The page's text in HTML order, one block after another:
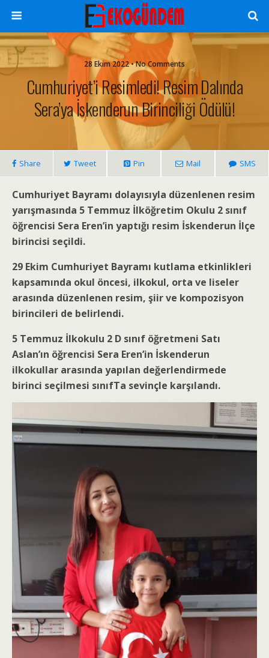
28 Ekim 2022 • No Comments
Cumhuriyet’i Resimledi! Resim Dalında
Sera’ya İskenderun Birinciliği Ödülü!
Share Tweet Pin Mail SMS
Cumhuriyet Bayramı dolayısıyla düzenlenen resim
yarışmasında 5 Temmuz İlköğretim Okulu 2 sınıf
öğrencisi Sera Eren’in yaptığı resim İskenderun İlçe
birincisi seçildi.
29 Ekim Cumhuriyet Bayramı kutlama etkinlikleri
kapsamında okul öncesi, ilkokul, orta ve liseler
arasında düzenlenen resim, şiir ve kompozisyon
birincileri de belirlendi.
5 Temmuz İlkokulu 2 D sınıf öğretmeni Satı
Aslan’ın öğrencisi Sera Eren’in İskenderun
ilkokullar arasında yapılan değerlendirmede
birinci seçilmesi sınıfTa sevinçle karşılandı.